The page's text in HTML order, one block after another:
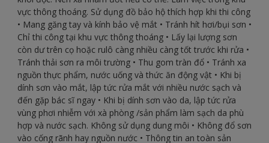
vực thông thoáng. Sử dụng đồ bảo hộ thích hợp khi thi công
• Mang găng tay và kính bảo vệ mắt • Tránh hít hơi/bụi sơn •
Chỉ thi công tại khu vực thông thoáng • Lấy lại lượng sơn
còn dư trên cọ hoặc rulô càng nhiều càng tốt trước khi rửa •
Tránh thải sơn ra môi trường • Thu gom tràn đổ • Tránh xa
nguồn thực phẩm, nước uống và thức ăn động vật • Khi bị
dính sơn vào mắt, lập tức rửa mắt với nhiều nước sạch và
đến gặp bác sĩ ngay • Khi bị dính sơn vào da, lập tức rửa
vùng phơi nhiễm với xà phòng /sản phẩm làm sạch da phù
hợp và nước sạch. Không sử dụng dung môi • Không đổ sơn
vào cống rãnh hay nguồn nước • Thông tin an toàn sản